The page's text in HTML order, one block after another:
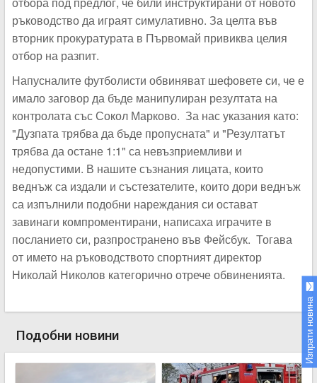
ръководство да играят симулативно. За целта във
вторник прокуратурата в Първомай привиква целия
отбор на разпит.
Напусналите футболисти обвиняват шефовете си, че е
имало заговор да бъде манипулиран резултата на
контролата със Сокол Марково. За нас указания като:
"Дузпата трябва да бъде пропусната" и "Резултатът
трябва да остане 1:1" са невъзприемливи и
недопустими. В нашите съзнания лицата, които
веднъж са издали и състезателите, които дори веднъж
са изпълнили подобни нареждания си остават
завинаги компроментирани, написаха играчите в
посланието си, разпространено във Фейсбук. Тогава
от името на ръководството спортният директор
Николай Николов категорично отрече обвиненията.
Подобни новини Изпрати новина